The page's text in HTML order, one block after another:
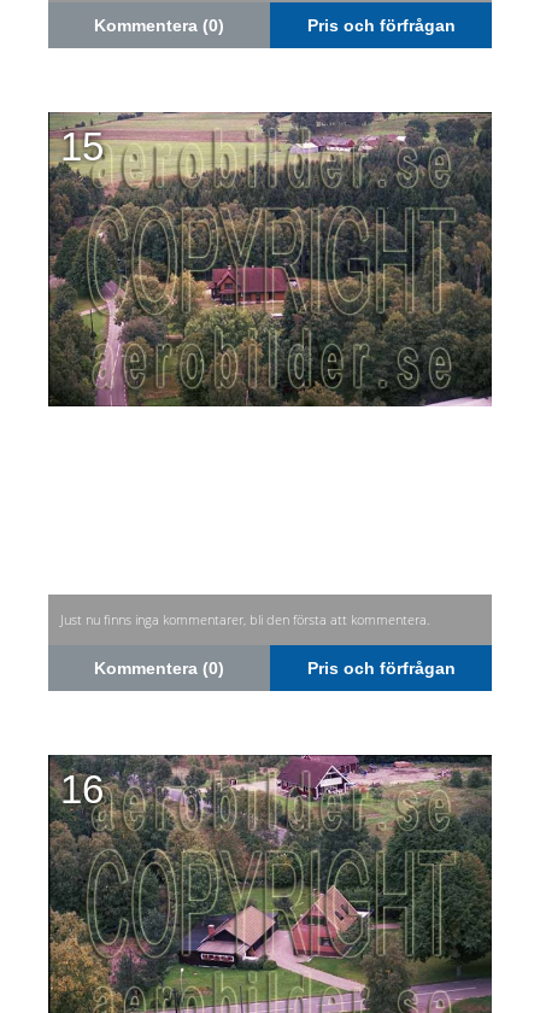
Kommentera (0) Pris och förfrågan
15
Just nu finns inga kommentarer, bli den första att kommentera.
Kommentera (0) Pris och förfrågan
16